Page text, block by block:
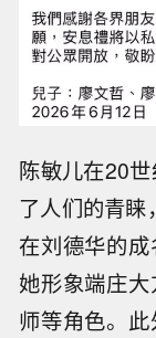
陈敏儿在20
了人们的青睐
在刘德华的
她形象端庄
师等角色。